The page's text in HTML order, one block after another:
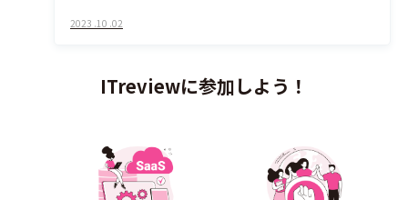
2023 .10 .02
ITreviewに参加しよう！